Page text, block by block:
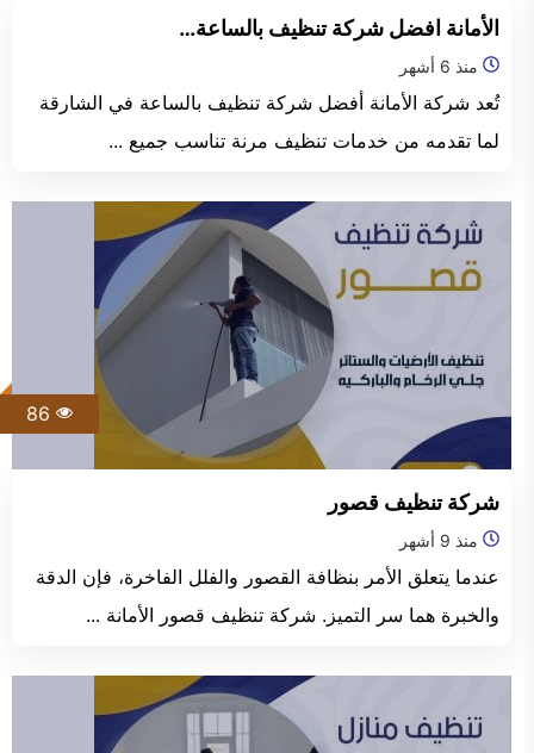
الفجيرة
الأمانة افضل شركة تنظيف بالساعة…
منذ 6 أشهر
تُعد شركة الأمانة أفضل شركة تنظيف بالساعة في الشارقة
لما تقدمه من خدمات تنظيف مرنة تناسب جميع ...
شركة تنظيف قصور
منذ 9 أشهر
عندما يتعلق الأمر بنظافة القصور والفلل الفاخرة، فإن الدقة
والخبرة هما سر التميز. شركة تنظيف قصور الأمانة ...